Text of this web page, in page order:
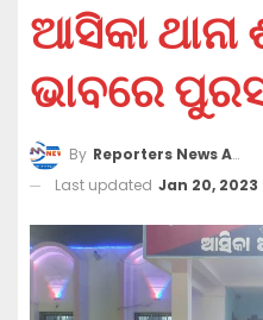
ଆସିକା ଥାନା
ଭାବରେ
By Reporters News Agency
Last updated Jan 20, 2023